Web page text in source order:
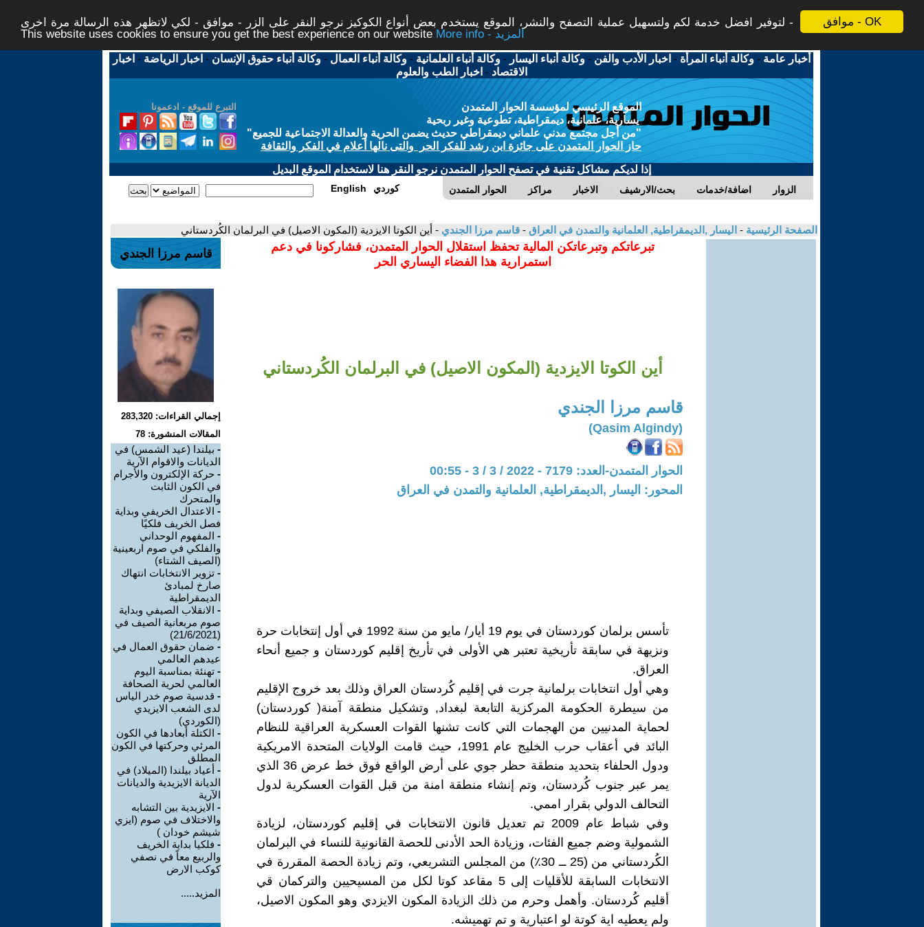
موافق - OK
لتوفير افضل خدمة لكم ولتسهيل عملية التصفح والنشر، الموقع يستخدم بعض أنواع الكوكيز نرجو النقر على الزر - موافق - لكي لاتظهر هذه الرسالة مرة اخرى -
This website uses cookies to ensure you get the best experience on our website
More info - المزيد
أخبار عامة -وكالة أنباء المرأة - اخبار الأدب والفن -وكالة أنباء اليسار -وكالة أنباء العلمانية -وكالة أنباء العمال -وكالة أنباء حقوق الإنسان - اخبار الرياضة - اخبار
الاقتصاد - اخبار الطب والعلوم
التبرع للموقع - ادعمونا
الموقع الرئيسي لمؤسسة الحوار المتمدن
يسارية، علمانية، ديمقراطية، تطوعية وغير ربحية
"من أجل مجتمع مدني علماني ديمقراطي حديث يضمن الحرية والعدالة الاجتماعية للجميع"
حاز الحوار المتمدن على جائزة ابن رشد للفكر الحر والتى نالها أعلام في الفكر والثقافة
إذا لديكم مشاكل تقنية في تصفح الحوار المتمدن نرجو النقر هنا لاستخدام الموقع البديل
الحوار المتمدن مراكز الاخبار بحث/الارشيف اضافة/خدمات الزوار English كوردي
الصفحة الرئيسية - اليسار ,الديمقراطية, العلمانية والتمدن في العراق - قاسم مرزا الجندي - أين الكوتا الايزدية (المكون الاصيل) في البرلمان الكُردستاني
تبرعاتكم وتبرعاتكن المالية تحفظ استقلال الحوار المتمدن، فشاركونا في دعم
استمرارية هذا الفضاء اليساري الحر
أين الكوتا الايزدية (المكون الاصيل) في البرلمان الكُردستاني
قاسم مرزا الجندي
(Qasim Algindy)
الحوار المتمدن-العدد: 7179 - 2022 / 3 / 3 - 00:55
المحور: اليسار ,الديمقراطية, العلمانية والتمدن في العراق
تأسس برلمان كوردستان في يوم 19 أيار/ مايو من سنة 1992 في أول إنتخابات حرة
ونزيهة في سابقة تأريخية تعتبر هي الأولى في تأريخ إقليم كوردستان و جميع أنحاء
العراق.
وهي أول انتخابات برلمانية جرت في إقليم كُردستان العراق وذلك بعد خروج الإقليم
من سيطرة الحكومة المركزية التابعة لبغداد, وتشكيل منطقة آمنة( كوردستان)
لحماية المدنيين من الهجمات التي كانت تشنها القوات العسكرية العراقية للنظام
البائد في أعقاب حرب الخليج عام 1991، حيث قامت الولايات المتحدة الامريكية
ودول الحلفاء بتحديد منطقة حظر جوي على أرض الواقع فوق خط عرض 36 الذي
يمر عبر جنوب كُردستان، وتم إنشاء منطقة امنة من قبل القوات العسكرية لدول
التحالف الدولي بقرار اممي.
وفي شباط عام 2009 تم تعديل قانون الانتخابات في إقليم كوردستان، لزيادة
الشمولية وضم جميع الفئات، وزيادة الحد الأدنى للحصة القانونية للنساء في البرلمان
الكُردستاني من (25 ــ 30٪) من المجلس التشريعي، وتم زيادة الحصة المقررة في
الانتخابات السابقة للأقليات إلى 5 مقاعد كوتا لكل من المسيحيين والتركمان قي
أقليم كُردستان. وأهمل وحرم من ذلك الزيادة المكون الايزدي وهو المكون الاصيل،
ولم يعطيه اية كوتة لو اعتبارية و تم تهميشه.
قاسم مرزا الجندي
إجمالي القراءات: 283,320
المقالات المنشورة: 78
- بيلندا (عيد الشمس) في
الديانات والاقوام الآرية
- حركة الإلكترون والأجرام
في الكون الثابت
والمتحرك
- الاعتدال الخريفي وبداية
فصل الخريف فلكيًا
- المفهوم الوحداني
والفلكي في صوم اربعينية
(الصيف الشتاء)
- تزوير الانتخابات انتهاك
صارخ لمبادئ
الديمقراطية
- الانقلاب الصيفي وبداية
صوم مربعانية الصيف في
(21/6/2021)
- ضمان حقوق العمال في
عيدهم العالمي
- تهنئة بمناسبة اليوم
العالمي لحرية الصحافة
- قدسية صوم خدر الياس
لدى الشعب الايزيدي
(الكوردي)
- الكتلة أبعادها في الكون
المرئي وحركتها في الكون
المطلق
- أعياد بيلندا (الميلاد) في
الديانة الايزيدية والديانات
الآرية
- الايزيدية بين التشابه
والاختلاف في صوم (ايزي
شيشم خودان )
- فلكيا بداية الخريف
والربيع معاً في نصفي
كوكب الارض
المزيد.....